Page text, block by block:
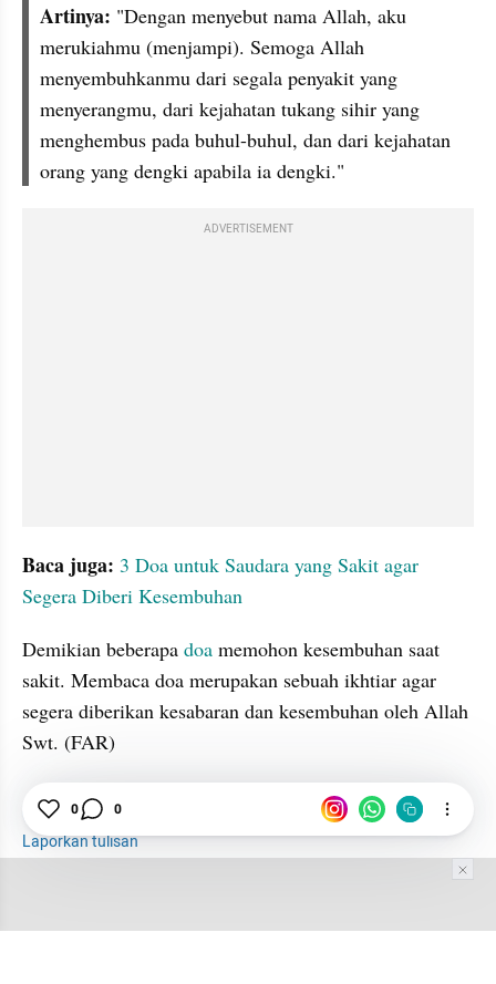
Artinya: "Dengan menyebut nama Allah, aku
merukiahmu (menjampi). Semoga Allah
menyembuhkanmu dari segala penyakit yang
menyerangmu, dari kejahatan tukang sihir yang
menghembus pada buhul-buhul, dan dari kejahatan
orang yang dengki apabila ia dengki."
ADVERTISEMENT
Baca juga: 3 Doa untuk Saudara yang Sakit agar
Segera Diberi Kesembuhan
Demikian beberapa doa memohon kesembuhan saat
sakit. Membaca doa merupakan sebuah ikhtiar agar
segera diberikan kesabaran dan kesembuhan oleh Allah
Swt. (FAR)
Doa Muslim
Laporkan tulisan
0 0